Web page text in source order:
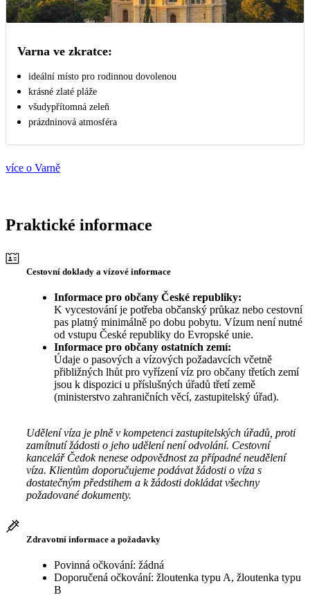
Varna ve zkratce:
ideální místo pro rodinnou dovolenou
krásné zlaté pláže
všudypřítomná zeleň
prázdninová atmosféra
více o Varně
Praktické informace
Cestovní doklady a vízové informace
Informace pro občany České republiky:
K vycestování je potřeba občanský průkaz nebo cestovní
pas platný minimálně po dobu pobytu. Vízum není nutné
od vstupu České republiky do Evropské unie.
Informace pro občany ostatních zemí:
Údaje o pasových a vízových požadavcích včetně
přibližných lhůt pro vyřízení víz pro občany třetích zemí
jsou k dispozici u příslušných úřadů třetí země
(ministerstvo zahraničních věcí, zastupitelský úřad).
Udělení víza je plně v kompetenci zastupitelských úřadů, proti
zamítnutí žádosti o jeho udělení není odvolání. Cestovní
kancelář Čedok nenese odpovědnost za případné neudělení
víza. Klientům doporučujeme podávat žádosti o víza s
dostatečným předstihem a k žádosti dokládat všechny
požadované dokumenty.
Zdravotní informace a požadavky
Povinná očkování: žádná
Doporučená očkování: žloutenka typu A, žloutenka typu
B